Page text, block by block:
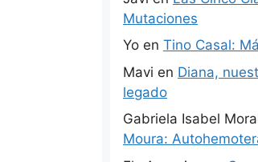
Mutaciones
Yo en Tino Casal:
Mavi en Diana,
legado
Gabriela Isabel
Moura: